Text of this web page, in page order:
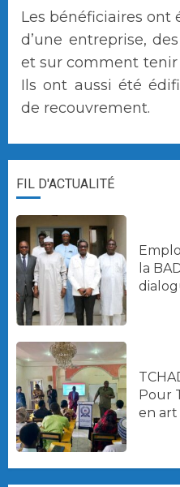
Les bénéficiaires ont
d’une entreprise,
et sur comment
Ils ont aussi été
de recouvrement.
FIL D'ACTUALITÉ
la
Pour
en art